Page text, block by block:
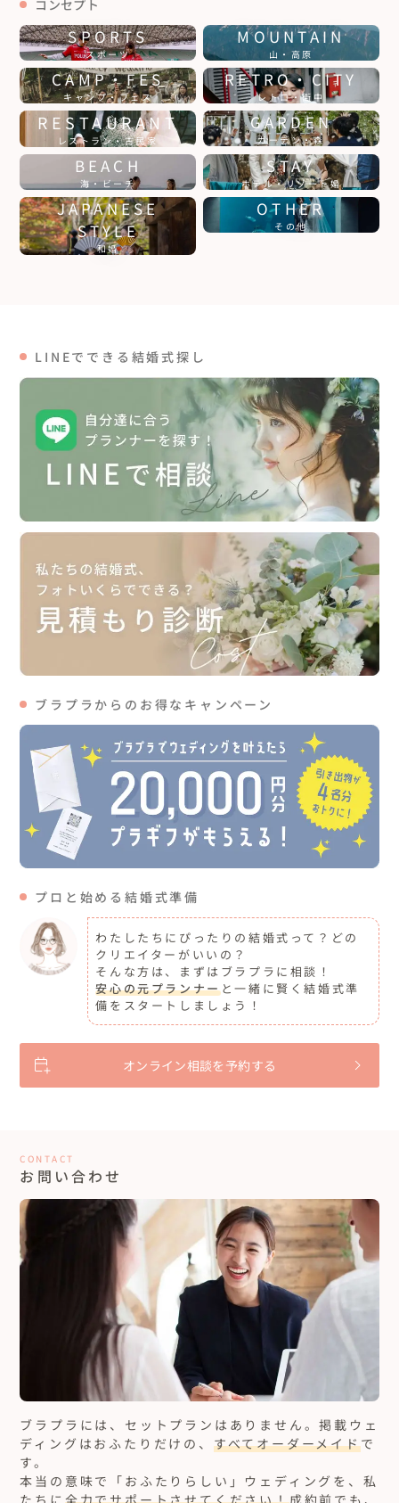
コンセプト
SPORTS
スポーツ
MOUNTAIN
山・高原
CAMP・FES
キャンプ・フェス
RETRO・CITY
レトロ・街中
RESTAURANT
レストラン・古民家
GARDEN
ガーデン・森
BEACH
海・ビーチ
STAY
ホテル・リゾート婚
JAPANESE
STYLE
和婚
OTHER
その他
LINEでできる結婚式探し
ブラプラからのお得なキャンペーン
プロと始める結婚式準備
わたしたちにぴったりの結婚式って？どの
クリエイターがいいの？
そんな方は、まずはブラプラに相談！
安心の元プランナーと一緒に賢く結婚式準
備をスタートしましょう！
オンライン相談を予約する
CONTACT
お問い合わせ
ブラプラには、セットプランはありません。掲載ウェ
ディングはおふたりだけの、 すべてオーダーメイドで
す。
本当の意味で「おふたりらしい」ウェディングを、私
たちに 全力でサポートさせてください！成約前でも、